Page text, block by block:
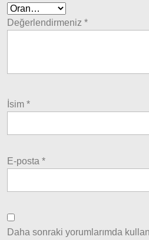
Fiorino
Tempra
Palio
2002-
Palio
ve Üstü
Değerlendirmeniz *
İsim *
E-posta *
Daha sonraki yorumlarımda